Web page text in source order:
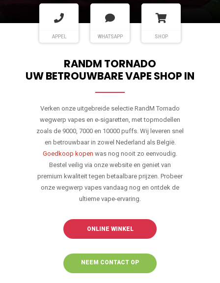
APPEL WHATSAPP SHOP
RANDM TORNADO
UW BETROUWBARE VAPE SHOP IN
Verken onze uitgebreide selectie RandM Tornado
wegwerp vapes en e-sigaretten, met topmodellen
zoals de 9000, 7000 en 10000 puffs. Wij leveren snel
en betrouwbaar in zowel Nederland als België.
Goedkoop kopen was nog nooit zo eenvoudig.
Bestel veilig via onze website en geniet van
premium kwaliteit tegen betaalbare prijzen. Probeer
onze wegwerp vapes vandaag nog en ontdek de
ultieme vape-ervaring.
ONLINE WINKEL
NEEM CONTACT OP